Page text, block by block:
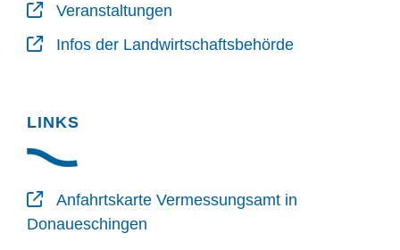
Veranstaltungen
Infos der Landwirtschaftsbehörde
LINKS
Anfahrtskarte Vermessungsamt in
Donaueschingen